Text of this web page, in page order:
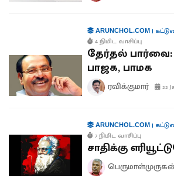
ARUNCHOL.COM|
4 நிமிட வாசிப்பு
தேர்தல் பார்வை:
பாஜக, பாமக
ரவிக்குமார் 22
ARUNCHOL.COM|
7 நிமிட வாசிப்பு
சாதிக்கு